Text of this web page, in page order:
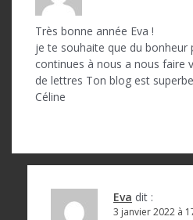
a
Très bonne année Eva !
je te souhaite que du
continues à nous a nous faire
de lettres Ton blog est superbe
Céline
Eva dit :
3 janvier 2022 à